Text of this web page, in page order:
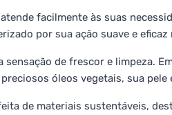
atende facilmente às suas
por sua ação suave e eficaz
de frescor e limpeza.
óleos vegetais, sua pele
de materiais sustentáveis,